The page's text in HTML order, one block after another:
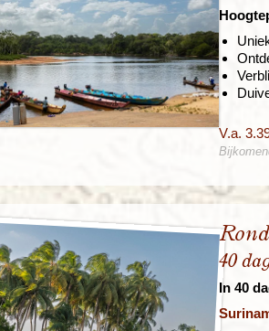
V.a.
40
In 40